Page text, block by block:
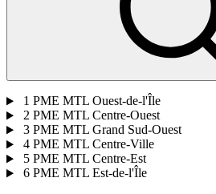
1 PME MTL Ouest-de-l'Île
2 PME MTL Centre-Ouest
3 PME MTL Grand Sud-Ouest
4 PME MTL Centre-Ville
5 PME MTL Centre-Est
6 PME MTL Est-de-l'Île